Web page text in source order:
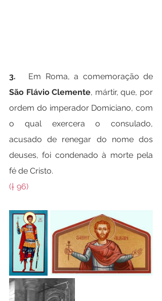
3.
São Flávio Clemente, mártir, que, por
ordem do imperador Domiciano, com
o qual exercera o consulado,
acusado de renegar do nome dos
deuses, foi condenado à morte pela
fé de Cristo.
(† 96)